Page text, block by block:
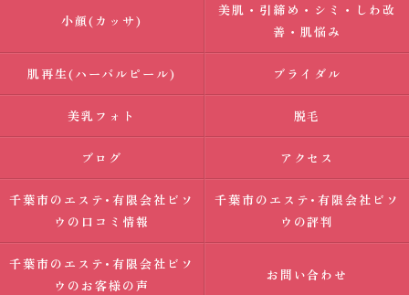
小顔(カッサ)
美肌・引締め・シミ・しわ改
善・肌悩み
肌再生(ハーバルピール) ブライダル
美乳フォト 脱毛
ブログ アクセス
千葉市のエステ･有限会社ビソ
ウの口コミ情報
千葉市のエステ･有限会社ビソ
ウの評判
千葉市のエステ･有限会社ビソ
ウのお客様の声
お問い合わせ